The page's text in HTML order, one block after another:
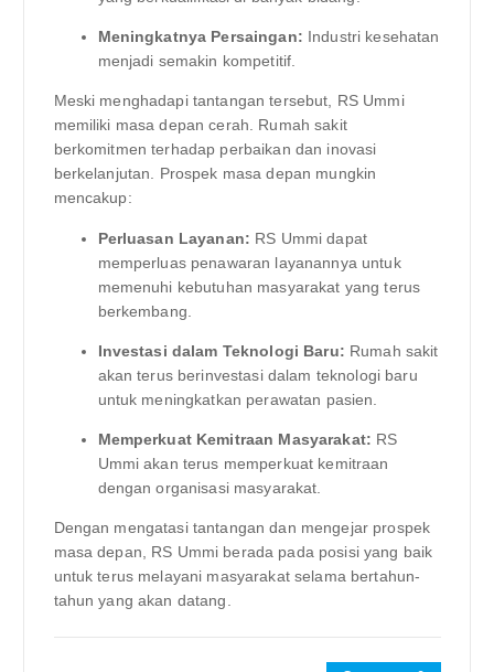
Meningkatnya Persaingan: Industri kesehatan
menjadi semakin kompetitif.
Meski menghadapi tantangan tersebut, RS Ummi
memiliki masa depan cerah. Rumah sakit
berkomitmen terhadap perbaikan dan inovasi
berkelanjutan. Prospek masa depan mungkin
mencakup:
Perluasan Layanan: RS Ummi dapat
memperluas penawaran layanannya untuk
memenuhi kebutuhan masyarakat yang terus
berkembang.
Investasi dalam Teknologi Baru: Rumah sakit
akan terus berinvestasi dalam teknologi baru
untuk meningkatkan perawatan pasien.
Memperkuat Kemitraan Masyarakat: RS
Ummi akan terus memperkuat kemitraan
dengan organisasi masyarakat.
Dengan mengatasi tantangan dan mengejar prospek
masa depan, RS Ummi berada pada posisi yang baik
untuk terus melayani masyarakat selama bertahun-
tahun yang akan datang.